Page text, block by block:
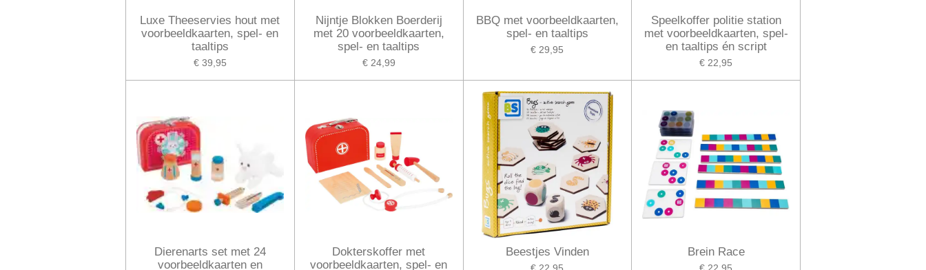
Luxe Theeservies hout met
voorbeeldkaarten, spel- en
taaltips
€ 39,95
Nijntje Blokken Boerderij
met 20 voorbeeldkaarten,
spel- en taaltips
€ 24,99
BBQ met voorbeeldkaarten,
spel- en taaltips
€ 29,95
Speelkoffer politie station
met voorbeeldkaarten, spel-
en taaltips én script
€ 22,95
Dierenarts set met 24
voorbeeldkaarten en
Dokterskoffer met
voorbeeldkaarten, spel- en
Beestjes Vinden
€ 22,95
Brein Race
€ 22,95